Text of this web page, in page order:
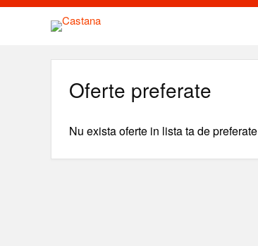
Oferte preferate
Nu exista oferte in lista ta de preferate